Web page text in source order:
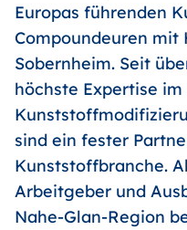
Europas führenden
Compoundeuren mit
Sobernheim. Seit
höchste Expertise
sind ein fester
Kunststoffbranche.
Arbeitgeber und
Nahe-Glan-Region